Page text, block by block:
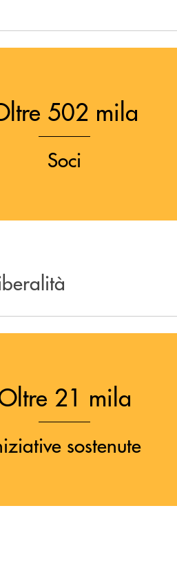
502 mila
Soci
21 mila
sostenute